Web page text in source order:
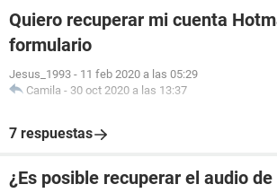
Quiero recuperar mi cuenta
formulario
Jesus_1993 - 11 feb 2020 a las 05:29
Camila - 30 oct 2020 a las 13:37
7 respuestas
¿Es posible recuperar el audio